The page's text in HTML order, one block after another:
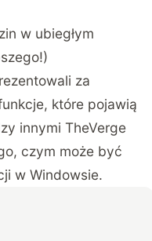
w ubiegłym
za
które pojawią
innymiTheVerge
czym może być
w Windowsie.